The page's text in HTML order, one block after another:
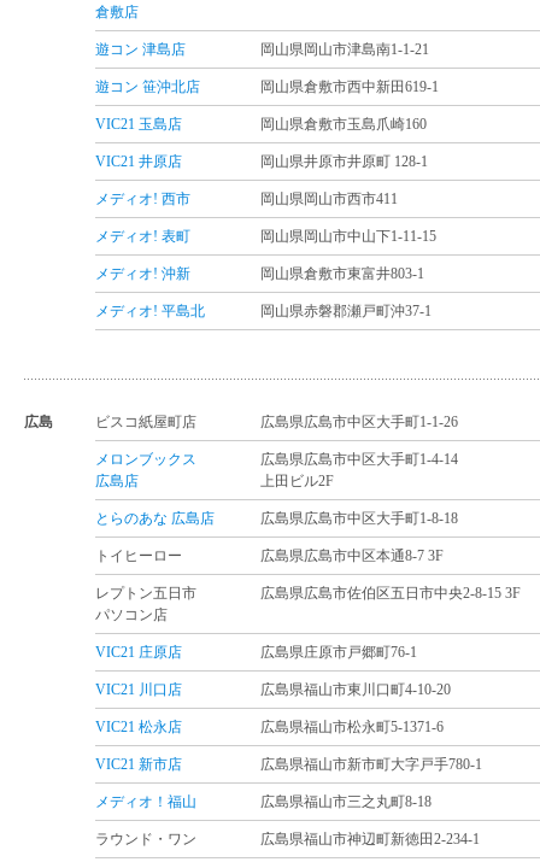
倉敷店
遊コン 津島店 岡山県岡山市津島南1-1-21
遊コン 笹沖北店 岡山県倉敷市西中新田619-1
VIC21 玉島店 岡山県倉敷市玉島爪崎160
VIC21 井原店 岡山県井原市井原町 128-1
メディオ! 西市 岡山県岡山市西市411
メディオ! 表町 岡山県岡山市中山下1-11-15
メディオ! 沖新 岡山県倉敷市東富井803-1
メディオ! 平島北 岡山県赤磐郡瀬戸町沖37-1
広島 ビスコ紙屋町店 広島県広島市中区大手町1-1-26
メロンブックス
広島店
広島県広島市中区大手町1-4-14
上田ビル2F
とらのあな 広島店 広島県広島市中区大手町1-8-18
トイヒーロー 広島県広島市中区本通8-7 3F
レプトン五日市
パソコン店
広島県広島市佐伯区五日市中央2-8-15 3F
VIC21 庄原店 広島県庄原市戸郷町76-1
VIC21 川口店 広島県福山市東川口町4-10-20
VIC21 松永店 広島県福山市松永町5-1371-6
VIC21 新市店 広島県福山市新市町大字戸手780-1
メディオ！福山 広島県福山市三之丸町8-18
ラウンド・ワン 広島県福山市神辺町新徳田2-234-1